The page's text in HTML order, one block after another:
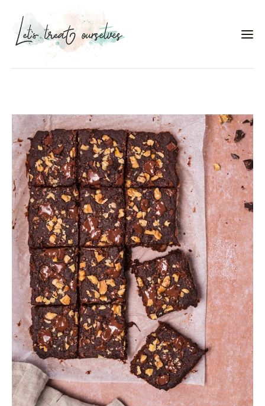
Portfolio
Services
Food photography tips
Επικοινωνία
Συνεργασίες
Moments of Mine
FAQ